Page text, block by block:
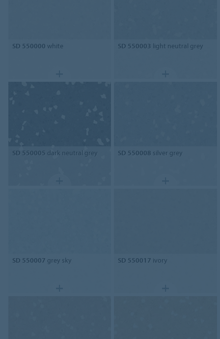
SD 550000 white SD 550003 light neutral grey
SD 550005 dark neutral grey SD 550008 silver grey
SD 550007 grey sky SD 550017 ivory